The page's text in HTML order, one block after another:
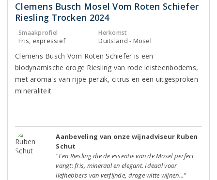
Clemens Busch Mosel Vom Roten Schiefer
Riesling Trocken 2024
Smaakprofiel
Fris, expressief
Herkomst
Duitsland - Mosel
Clemens Busch Vom Roten Schiefer is een
biodynamische droge Riesling van rode leisteenbodems,
met aroma's van rijpe perzik, citrus en een uitgesproken
mineraliteit.
Aanbeveling van onze wijnadviseur Ruben
Schut
"Een Riesling die de essentie van de Mosel perfect
vangt: fris, mineraal en elegant. Ideaal voor
liefhebbers van verfijnde, droge witte wijnen..."